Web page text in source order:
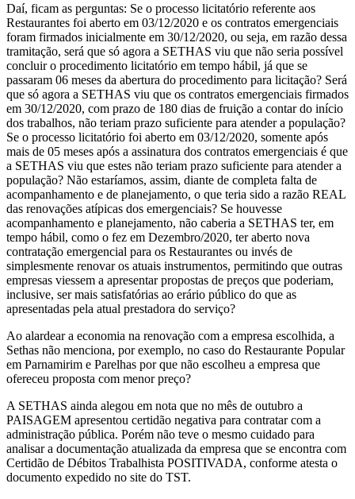
Daí, ficam as perguntas: Se o processo licitatório referente aos
Restaurantes foi aberto em 03/12/2020 e os contratos emergenciais
foram firmados inicialmente em 30/12/2020, ou seja, em razão dessa
tramitação, será que só agora a SETHAS viu que não seria possível
concluir o procedimento licitatório em tempo hábil, já que se
passaram 06 meses da abertura do procedimento para licitação? Será
que só agora a SETHAS viu que os contratos emergenciais firmados
em 30/12/2020, com prazo de 180 dias de fruição a contar do início
dos trabalhos, não teriam prazo suficiente para atender a população?
Se o processo licitatório foi aberto em 03/12/2020, somente após
mais de 05 meses após a assinatura dos contratos emergenciais é que
a SETHAS viu que estes não teriam prazo suficiente para atender a
população? Não estaríamos, assim, diante de completa falta de
acompanhamento e de planejamento, o que teria sido a razão REAL
das renovações atípicas dos emergenciais? Se houvesse
acompanhamento e planejamento, não caberia a SETHAS ter, em
tempo hábil, como o fez em Dezembro/2020, ter aberto nova
contratação emergencial para os Restaurantes ou invés de
simplesmente renovar os atuais instrumentos, permitindo que outras
empresas viessem a apresentar propostas de preços que poderiam,
inclusive, ser mais satisfatórias ao erário público do que as
apresentadas pela atual prestadora do serviço?
Ao alardear a economia na renovação com a empresa escolhida, a
Sethas não menciona, por exemplo, no caso do Restaurante Popular
em Parnamirim e Parelhas por que não escolheu a empresa que
ofereceu proposta com menor preço?
A SETHAS ainda alegou em nota que no mês de outubro a
PAISAGEM apresentou certidão negativa para contratar com a
administração pública. Porém não teve o mesmo cuidado para
analisar a documentação atualizada da empresa que se encontra com
Certidão de Débitos Trabalhista POSITIVADA, conforme atesta o
documento expedido no site do TST.